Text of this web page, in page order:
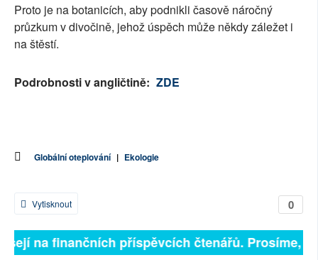
Proto je na botanicích, aby podnikli časově náročný
průzkum v divočině, jehož úspěch může někdy záležet i
na štěstí.
Podrobnosti v angličtině: ZDE
Globální oteplování | Ekologie
0
Vytisknout
na finančních příspěvcích čtenářů. Prosíme,